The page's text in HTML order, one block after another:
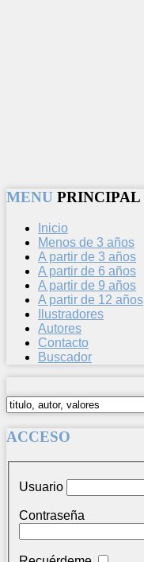
MENU PRINCIPAL
Inicio
Menos de 3 años
A partir de 3 años
A partir de 6 años
A partir de 9 años
A partir de 12 años
Ilustradores
Autores
Contacto
Buscador
ACCESO
Usuario
Contraseña